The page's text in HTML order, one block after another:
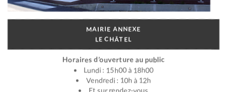
MAIRIE ANNEXE
LE CHÂTEL
Horaires d’ouverture au public
Lundi : 15h00 à 18h00
Vendredi : 10h à 12h